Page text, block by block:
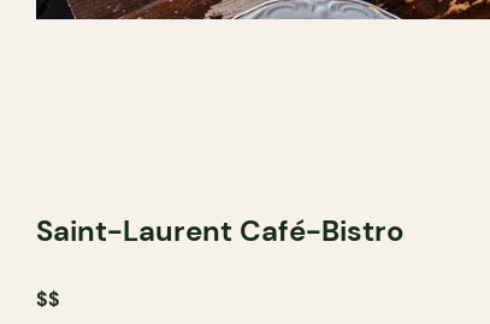
Saint-Laurent Café-Bistro
$$